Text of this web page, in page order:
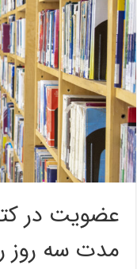
عضویت در
مدت سه روز